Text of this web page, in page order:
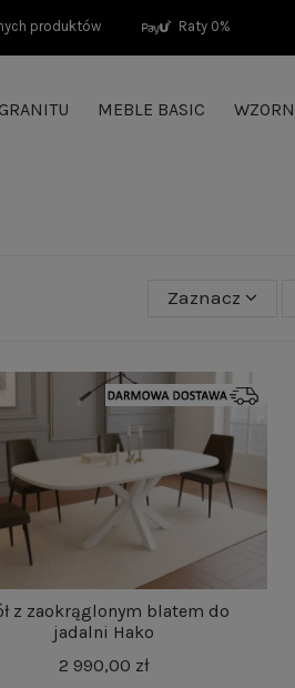
produktów Raty 0%
MEBLE BASIC
Zaznacz
z zaokrąglonym blatem do
jadalni Hako
2 990,00 zł